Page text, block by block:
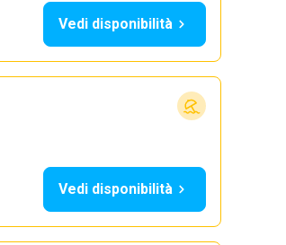
Vedi disponibilità
Vedi disponibilità